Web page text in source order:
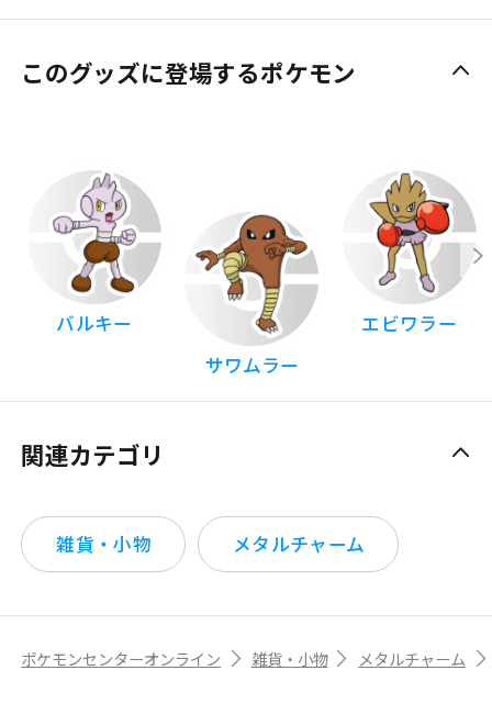
このグッズに登場するポケモン
バルキー
サワムラー
エビワラー
関連カテゴリ
雑貨・小物 メタルチャーム
ポケモンセンターオンライン 雑貨・小物 メタルチャーム